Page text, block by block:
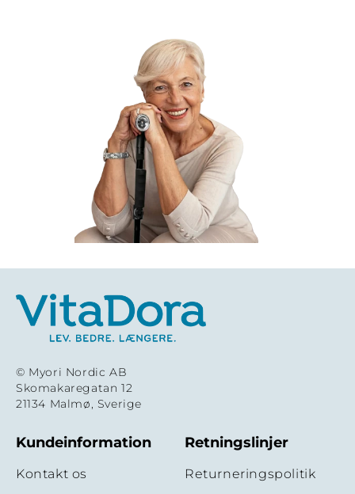
© Myori Nordic AB
Skomakaregatan 12
21134 Malmø, Sverige
Kundeinformation
Kontakt os
Retningslinjer
Returneringspolitik